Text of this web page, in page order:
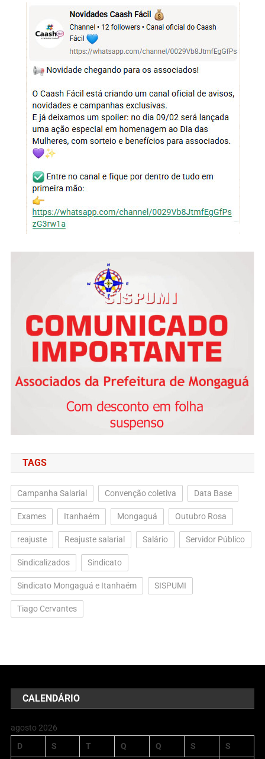
TAGS
Campanha Salarial Convenção coletiva Data Base
Exames Itanhaém Mongaguá Outubro Rosa
reajuste Reajuste salarial Salário Servidor Público
Sindicalizados Sindicato
Sindicato Mongaguá e Itanhaém SISPUMI
Tiago Cervantes
CALENDÁRIO
agosto 2026
D
S T Q Q S S